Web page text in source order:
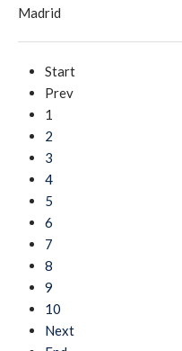
Madrid
Start
Prev
1
2
3
4
5
6
7
8
9
10
Next